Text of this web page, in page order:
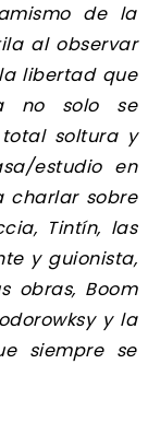
de la
al observar
libertad que
no solo se
soltura y
estudio en
charlar sobre
Tintín, las
y guionista,
obras, Boom
y la
siempre se